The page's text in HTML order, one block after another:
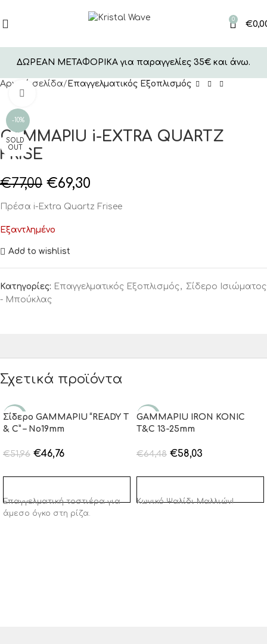
0 €
ΔΩΡΕΑΝ ΜΕΤΑΦΟΡΙΚΑ για παραγγελίες 35€ και άνω.
Αρχική σελίδα Επαγγελματικός Εξοπλισμός
-10%
SOLD
OUT
GAMMAPIU i-EXTRA QUARTZ
FRISE
€77,00 €69,30
Πρέσα i-Extra Quartz Frisee
Εξαντλημένο
Add to wishlist
Κατηγορίες: Επαγγελματικός Εξοπλισμός, Σίδερο Ισιώματος
- Μπούκλας
Σχετικά προϊόντα
-10%
Σίδερο GAMMAPIU “READY T
& C” – No19mm
€51,96 €46,76
Επαγγελματική τοστιέρα για
άμεσο όγκο στη ρίζα.
-10%
GAMMAPIU IRON KONIC
T&C 13-25mm
€64,48 €58,03
Κωνικό Ψαλίδι Μαλλιών!